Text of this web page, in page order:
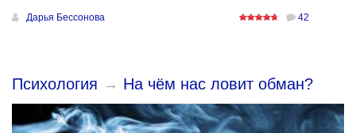
Дарья Бессонова 42
Психология → На чём нас ловит обман?